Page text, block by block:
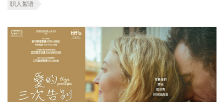
职人絮语